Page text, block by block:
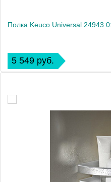
Полка Keuco Universal 24943
5 549 руб.